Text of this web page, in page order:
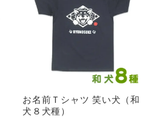
お名前Ｔシャツ 笑い犬（和
犬８犬種）